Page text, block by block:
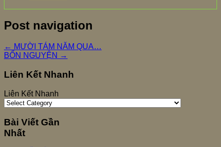
Post navigation
← MƯỜI TÁM NĂM QUA…
BỔN NGUYỆN →
Liên Kết Nhanh
Liên Kết Nhanh
Bài Viết Gần
Nhất